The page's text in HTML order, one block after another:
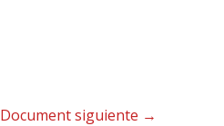
Document siguiente →